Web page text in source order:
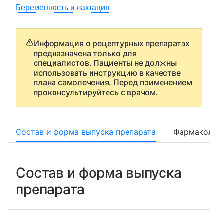
Беременность и лактация
Информация о рецептурных препаратах
предназначена только для
специалистов. Пациенты не должны
использовать инструкцию в качестве
плана самолечения. Перед применением
проконсультируйтесь с врачом.
Состав и форма выпуска препарата
Состав и форма выпуска
препарата